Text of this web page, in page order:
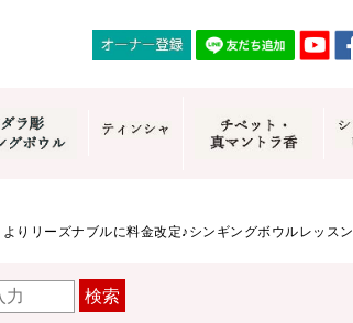
よりリーズナブルに料金改定♪シンギングボウルレッスン
検索